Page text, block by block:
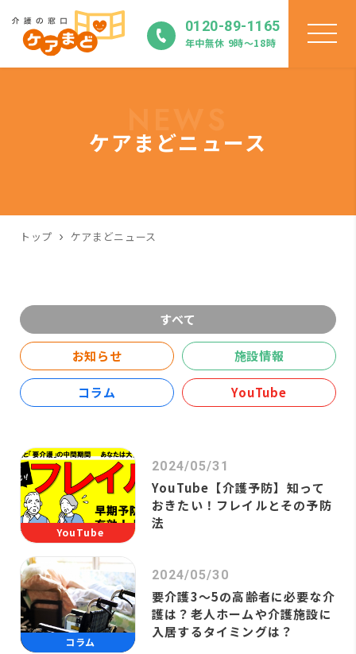
0120-89-1165
年中無休 9時〜18時
ケアまどニュース
トップ ケアまどニュース
すべて
お知らせ 施設情報
コラム YouTube
YouTube
2024/05/31
YouTube【介護予防】知って
おきたい！フレイルとその予防
法
コラム
2024/05/30
要介護3～5の高齢者に必要な介
護は？老人ホームや介護施設に
入居するタイミングは？